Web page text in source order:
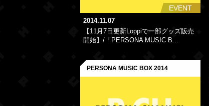
EVENT
2014.11.07
【11月7日更新Loppiで一部グッズ販売
開始】/「PERSONA MUSIC B...
PERSONA MUSIC BOX 2014